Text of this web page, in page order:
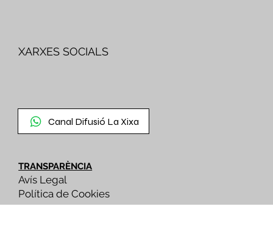
XARXES SOCIALS
Canal Difusió La Xixa
TRANSPARÈNCIA
Avís Legal
Política de Cookies